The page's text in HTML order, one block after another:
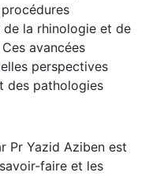
la rhinologie et de
avancées
perspectives
des pathologies
Pr Yazid Aziben est
faire et les